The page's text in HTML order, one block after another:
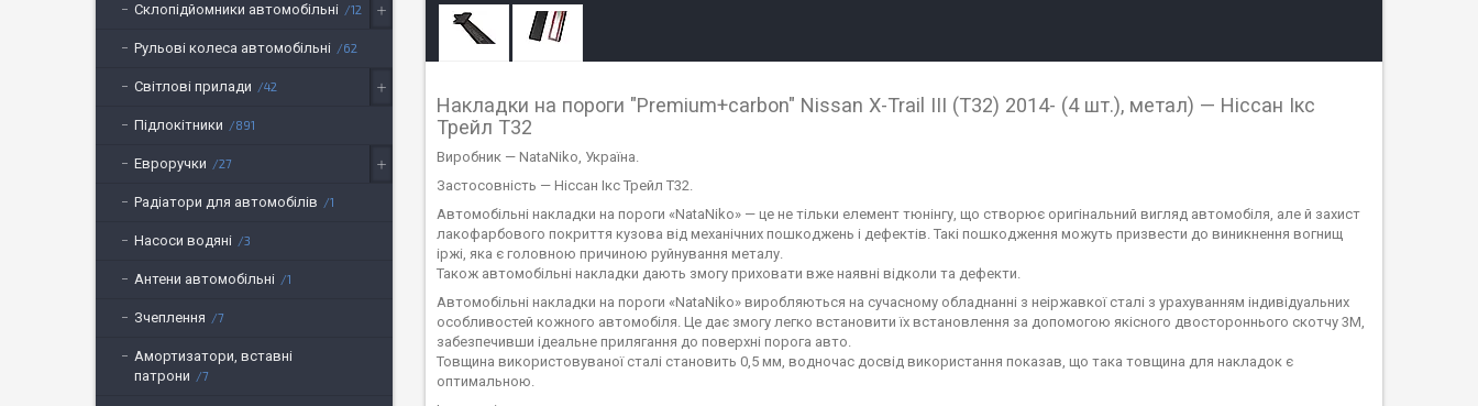
Накладки на пороги "Premium+carbon" Nissan X-Trail III (T32) 2014- (4 шт.), метал) — Ніссан Ікс
Трейл Т32
Виробник — NataNiko, Україна.
Застосовність — Ніссан Ікс Трейл Т32.
Автомобільні накладки на пороги «NataNiko» — це не тільки елемент тюнінгу, що створює оригінальний вигляд автомобіля, але й захист
лакофарбового покриття кузова від механічних пошкоджень і дефектів. Такі пошкодження можуть призвести до виникнення вогнищ
іржі, яка є головною причиною руйнування металу.
Також автомобільні накладки дають змогу приховати вже наявні відколи та дефекти.
Автомобільні накладки на пороги «NataNiko» виробляються на сучасному обладнанні з неіржавкої сталі з урахуванням індивідуальних
особливостей кожного автомобіля. Це дає змогу легко встановити їх встановлення за допомогою якісного двостороннього скотчу 3M,
забезпечивши ідеальне прилягання до поверхні порога авто.
Товщина використовуваної сталі становить 0,5 мм, водночас досвід використання показав, що така товщина для накладок є
оптимальною.
Склопідйомники автомобільні 12
Рульові колеса автомобільні 62
Світлові прилади 42
Підлокітники 891
Евроручки 27
Радіатори для автомобілів 1
Насоси водяні 3
Антени автомобільні 1
Зчеплення 7
Амортизатори, вставні
патрони
7